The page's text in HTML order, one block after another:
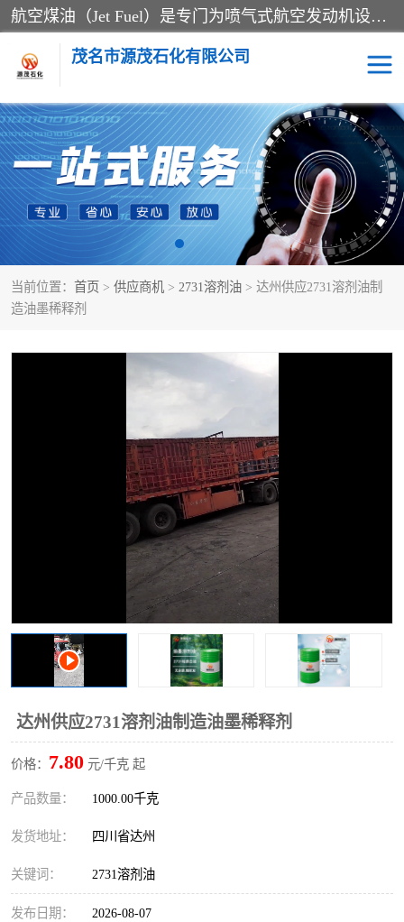
航空煤油（Jet Fuel）是专门为喷气式航空发动机设计的高纯度燃料，主要分为Jet A、Jet A-1和Jet B等类型。其特点是闪点高、低温流动性好，并添加了抗静电剂和抗氧化剂以确保飞行安全。航空煤油需
茂名市源茂石化有限公司
当前位置： 首页 > 供应商机 > 2731溶剂油 > 达州供应2731溶剂油制
造油墨稀释剂
达州供应2731溶剂油制造油墨稀释剂
价格： 7.80 元/千克 起
产品数量： 1000.00千克
发货地址： 四川省达州
关键词： 2731溶剂油
发布日期： 2026-08-07
RP3航空煤油 D20+D30溶剂油
D40+D60溶剂油 D80+D100溶剂油
6号+120号溶剂油 260号溶剂油
异构烷烃 天然乳胶
26+32号化妆级白油 46+68号化妆级白油